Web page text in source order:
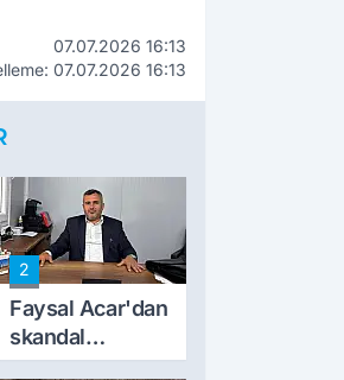
07.07.2026 16:13
07.07.2026 16:13
2
Faysal Acar'dan
skandal
açıklamalar: